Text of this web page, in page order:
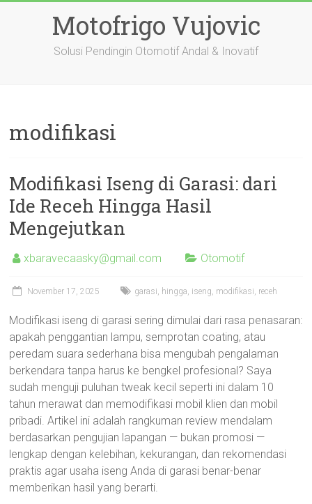
Motofrigo Vujovic
Solusi Pendingin Otomotif Andal & Inovatif
modifikasi
Modifikasi Iseng di Garasi: dari
Ide Receh Hingga Hasil
Mengejutkan
xbaravecaasky@gmail.com Otomotif
November 17, 2025 garasi, hingga, iseng, modifikasi, receh
Modifikasi iseng di garasi sering dimulai dari rasa penasaran:
apakah penggantian lampu, semprotan coating, atau
peredam suara sederhana bisa mengubah pengalaman
berkendara tanpa harus ke bengkel profesional? Saya
sudah menguji puluhan tweak kecil seperti ini dalam 10
tahun merawat dan memodifikasi mobil klien dan mobil
pribadi. Artikel ini adalah rangkuman review mendalam
berdasarkan pengujian lapangan — bukan promosi —
lengkap dengan kelebihan, kekurangan, dan rekomendasi
praktis agar usaha iseng Anda di garasi benar-benar
memberikan hasil yang berarti.